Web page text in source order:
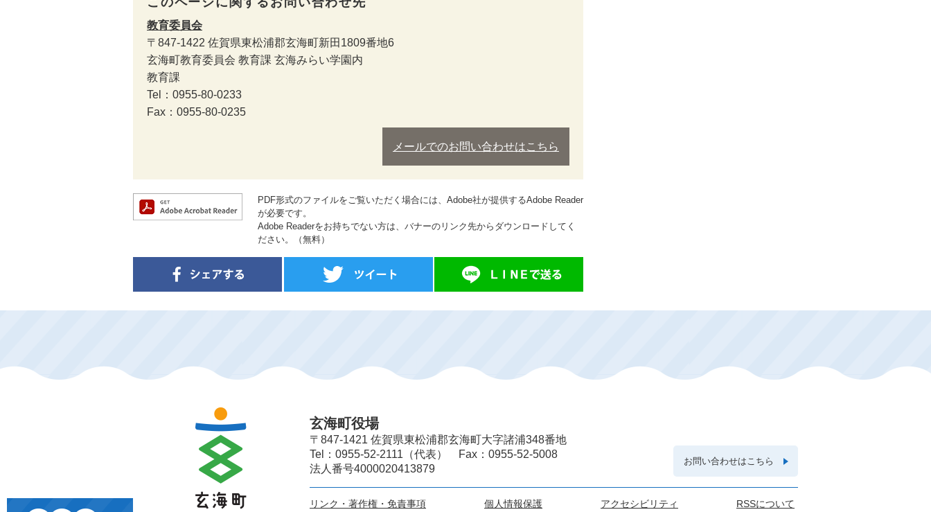
教育委員会
〒847-1422 佐賀県東松浦郡玄海町新田1809番地6
玄海町教育委員会 教育課 玄海みらい学園内
教育課
Tel：0955-80-0233
Fax：0955-80-0235
メールでのお問い合わせはこちら
PDF形式のファイルをご覧いただく場合には、Adobe社が提供するAdobe Reader
が必要です。
Adobe Readerをお持ちでない方は、バナーのリンク先からダウンロードしてく
ださい。（無料）
玄海町役場
〒847-1421 佐賀県東松浦郡玄海町大字諸浦348番地
Tel：0955-52-2111（代表） Fax：0955-52-5008
法人番号4000020413879
お問い合わせはこちら
リンク・著作権・免責事項 個人情報保護 アクセシビリティ RSSについて